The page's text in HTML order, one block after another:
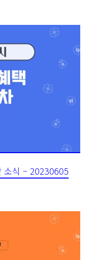
소식 – 20230605